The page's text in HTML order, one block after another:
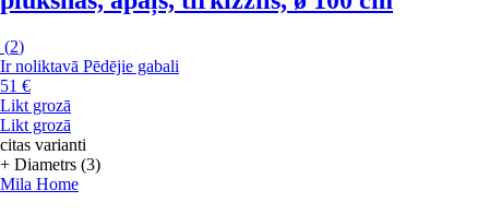
(2)
Ir noliktavā Pēdējie gabali
51 €
Likt grozā
Likt grozā
citas varianti
+ Diametrs (3)
Mila Home